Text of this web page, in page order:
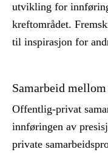
utvikling for
kreftområdet.
til inspirasjon for
Samarbeid
Offentlig-privat
innføringen av
private